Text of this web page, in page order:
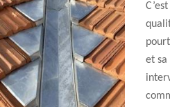
et sa